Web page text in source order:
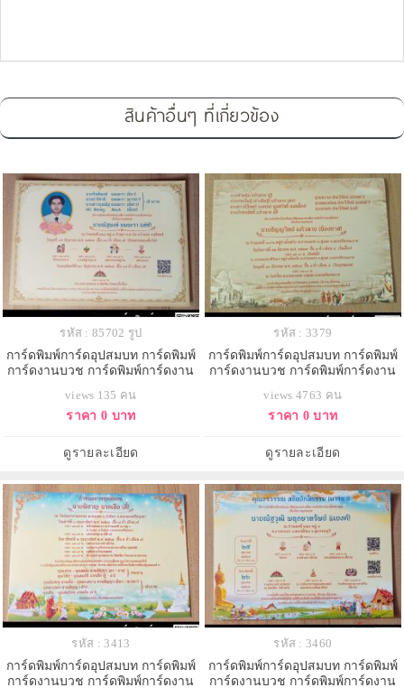
สินค้าอื่นๆ ที่เกี่ยวข้อง
รหัส : 85702 รูป
การ์ดพิมพ์การ์ดอุปสมบท การ์ดพิมพ์
การ์ดงานบวช การ์ดพิมพ์การ์ดงาน
ซอง ขนาด 5x7 นิ้ว
views 135 คน
ราคา 0 บาท
ดูรายละเอียด
รหัส : 3379
การ์ดพิมพ์การ์ดอุปสมบท การ์ดพิมพ์
การ์ดงานบวช การ์ดพิมพ์การ์ดงาน
ซอง ขนาด 5x7 นิ้ว
views 4763 คน
ราคา 0 บาท
ดูรายละเอียด
รหัส : 3413
การ์ดพิมพ์การ์ดอุปสมบท การ์ดพิมพ์
การ์ดงานบวช การ์ดพิมพ์การ์ดงาน
รหัส : 3460
การ์ดพิมพ์การ์ดอุปสมบท การ์ดพิมพ์
การ์ดงานบวช การ์ดพิมพ์การ์ดงาน